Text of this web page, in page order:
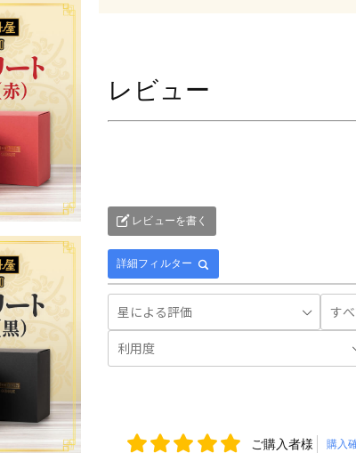
レビュー
レビューを書く
詳細フィルター
ご購入者様 購入